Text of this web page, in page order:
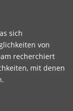
sich
von
recherchiert
mit denen